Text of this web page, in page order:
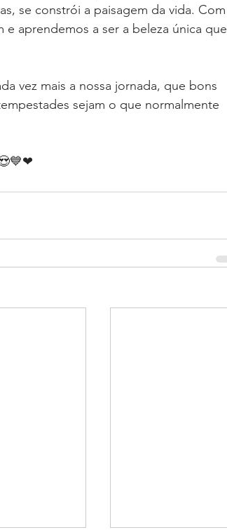
se constrói a paisagem da vida. Com
aprendemos a ser a beleza única que
vez mais a nossa jornada, que bons
sejam o que normalmente